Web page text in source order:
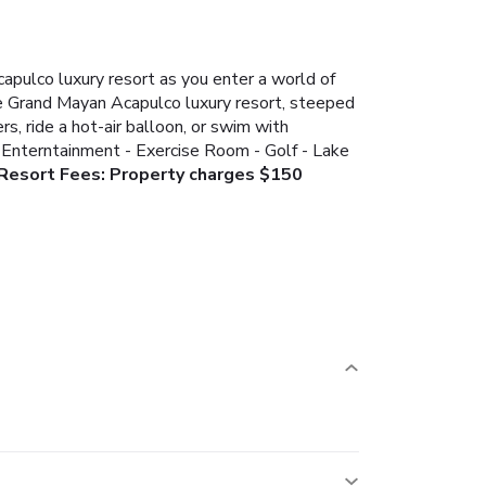
luxury resort as you enter a world of
Mayan Acapulco luxury resort, steeped
ride a hot-air balloon, or swim with
- Exercise Room - Golf - Lake
Fees: Property charges $150